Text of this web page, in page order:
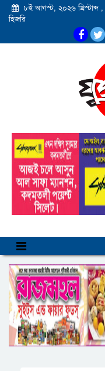
৮ই আগস্ট, ২০২৬ খ্রিস্টাব্দ ,
হিজরি